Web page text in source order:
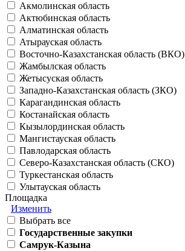
Акмолинская область
Актюбинская область
Алматинская область
Атырауская область
Восточно-Казахстанская область (ВКО)
Жамбылская область
Жетысуская область
Западно-Казахстанская область (ЗКО)
Карагандинская область
Костанайская область
Кызылординская область
Мангистауская область
Павлодарская область
Северо-Казахстанская область (СКО)
Туркестанская область
Улытауская область
Площадка
Изменить
Выбрать все
Государственные закупки
Самрук-Казына